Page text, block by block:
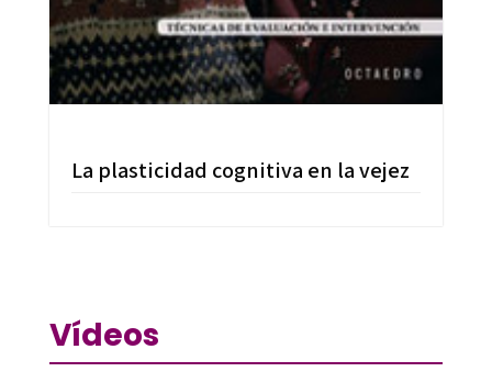
La plasticidad cognitiva en la vejez
Vídeos